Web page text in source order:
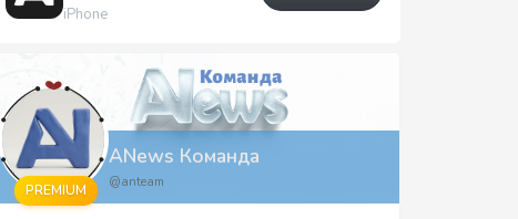
iPhone
PREMIUM
ANews Команда
@anteam